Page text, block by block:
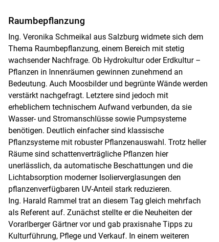
Raumbepflanzung
Ing. Veronika Schmeikal aus Salzburg widmete sich dem
Thema Raumbepflanzung, einem Bereich mit stetig
wachsender Nachfrage. Ob Hydrokultur oder Erdkultur –
Pflanzen in Innenräumen gewinnen zunehmend an
Bedeutung. Auch Moosbilder und begrünte Wände werden
verstärkt nachgefragt. Letztere sind jedoch mit
erheblichem technischem Aufwand verbunden, da sie
Wasser- und Stromanschlüsse sowie Pumpsysteme
benötigen. Deutlich einfacher sind klassische
Pflanzsysteme mit robuster Pflanzenauswahl. Trotz heller
Räume sind schattenverträgliche Pflanzen hier
unerlässlich, da automatische Beschattungen und die
Lichtabsorption moderner Isolierverglasungen den
pflanzenverfügbaren UV-Anteil stark reduzieren.
Ing. Harald Rammel trat an diesem Tag gleich mehrfach
als Referent auf. Zunächst stellte er die Neuheiten der
Vorarlberger Gärtner vor und gab praxisnahe Tipps zu
Kulturführung, Pflege und Verkauf. In einem weiteren